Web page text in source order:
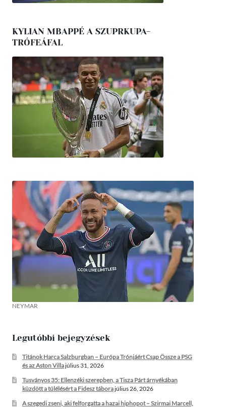
KYLIAN MBAPPÉ A SZUPRKUPA-
TRÓFEÁFAL
NEYMAR
Legutóbbi bejegyzések
Titánok Harca Salzburgban – Európa Trónjáért Csap Össze a PSG
és az Aston Villajúlius 31, 2026
Tusványos 35: Ellenzéki szerepben, a Tisza Párt árnyékában
küzdött a túlélésért a Fidesz táborajúlius 26, 2026
A szegedi zseni, aki felforgatta a hazai hiphopot – Szirmai Marcell,